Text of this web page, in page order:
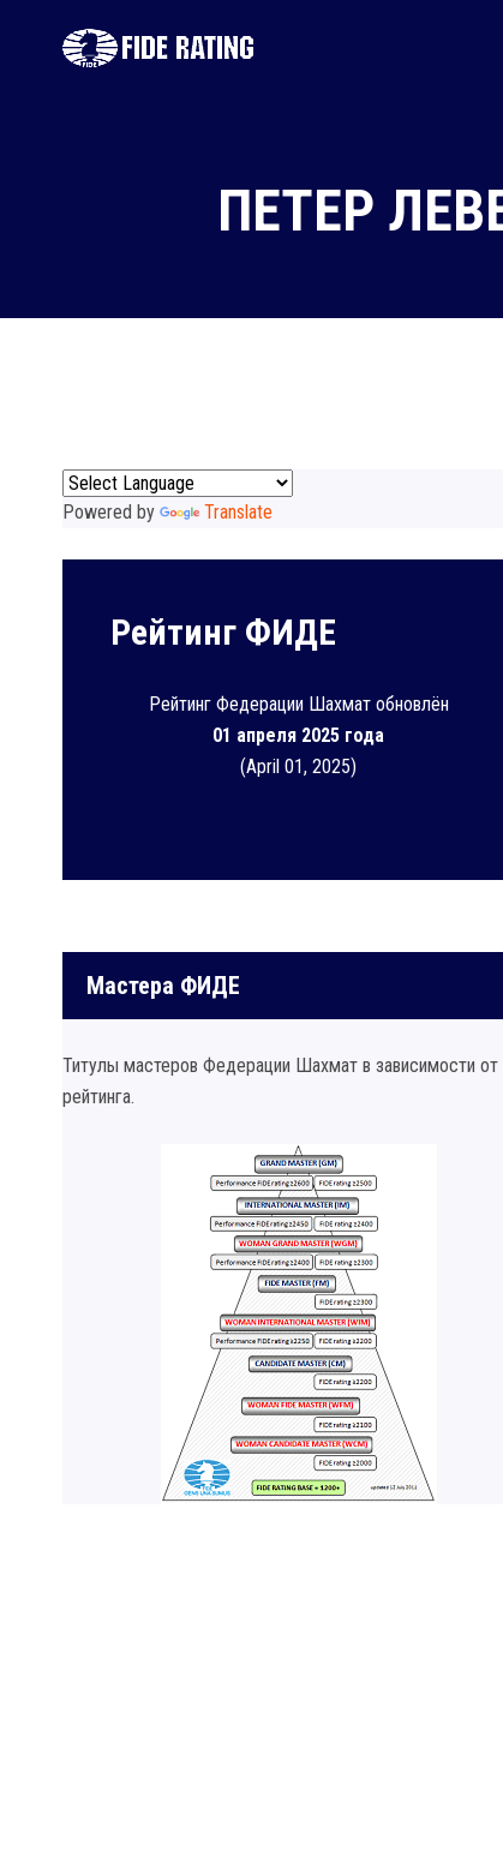
ПЕТЕР
Powered by Translate
Рейтинг ФИДЕ
Рейтинг Федерации Шахмат обновлён
01 апреля 2025 года
(April 01, 2025)
Мастера ФИДЕ
Титулы мастеров Федерации Шахмат в зависимости от
рейтинга.